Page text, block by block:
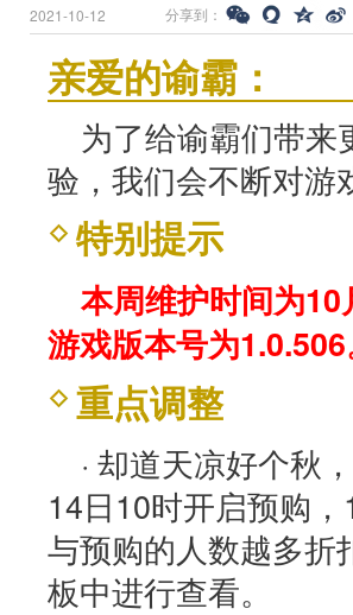
2021-10-12 分享到：
亲爱的谕霸：
为了给谕霸们带
验，我们会不断对游
特别提示
本周维护时间为
游戏版本号为1.0.506
重点调整
· 却道天凉好个秋
14日10时开启预购
与预购的人数越多折
板中进行查看。